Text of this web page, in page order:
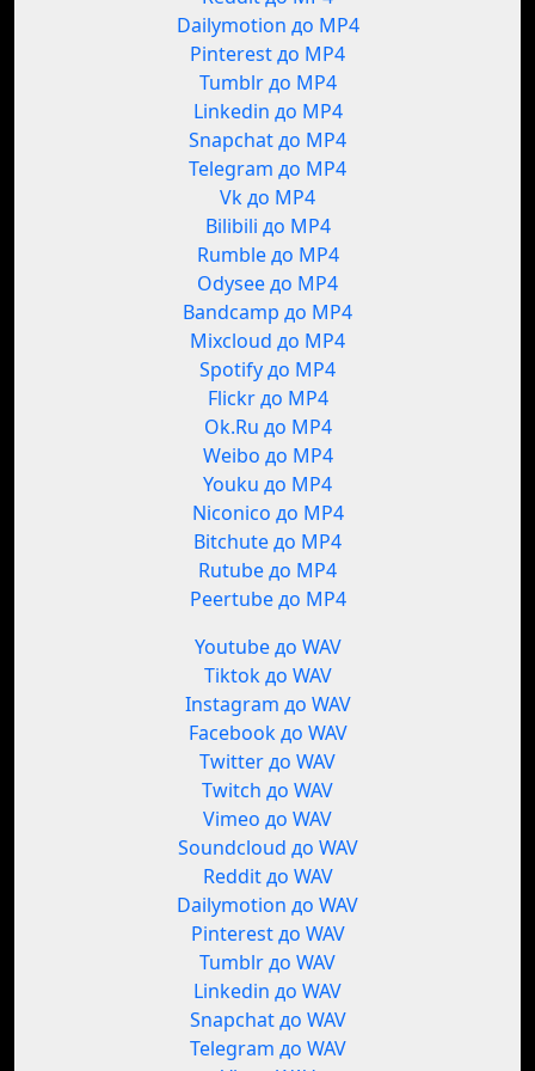
Dailymotion до MP4
Pinterest до MP4
Tumblr до MP4
Linkedin до MP4
Snapchat до MP4
Telegram до MP4
Vk до MP4
Bilibili до MP4
Rumble до MP4
Odysee до MP4
Bandcamp до MP4
Mixcloud до MP4
Spotify до MP4
Flickr до MP4
Ok.Ru до MP4
Weibo до MP4
Youku до MP4
Niconico до MP4
Bitchute до MP4
Rutube до MP4
Peertube до MP4
Youtube до WAV
Tiktok до WAV
Instagram до WAV
Facebook до WAV
Twitter до WAV
Twitch до WAV
Vimeo до WAV
Soundcloud до WAV
Reddit до WAV
Dailymotion до WAV
Pinterest до WAV
Tumblr до WAV
Linkedin до WAV
Snapchat до WAV
Telegram до WAV